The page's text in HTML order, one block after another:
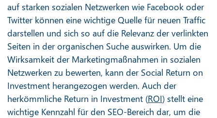
auf starken sozialen Netzwerken wie Facebook oder
Twitter können eine wichtige Quelle für neuen Traffic
darstellen und sich so auf die Relevanz der verlinkten
Seiten in der organischen Suche auswirken. Um die
Wirksamkeit der Marketingmaßnahmen in sozialen
Netzwerken zu bewerten, kann der Social Return on
Investment herangezogen werden. Auch der
herkömmliche Return in Investment (ROI) stellt eine
wichtige Kennzahl für den SEO-Bereich dar, um die